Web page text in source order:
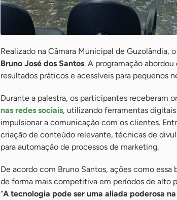
Realizado na Câmara Municipal de Guzolândia,
Bruno José dos Santos. A programação abordou
resultados práticos e acessíveis para pequenos
Durante a palestra, os participantes receberam
nas redes sociais, utilizando ferramentas
impulsionar a comunicação com os clientes.
criação de conteúdo relevante, técnicas de
para automação de processos de marketing.
De acordo com Bruno Santos, ações como
de forma mais competitiva em períodos de alto
“A tecnologia pode ser uma aliada poderosa